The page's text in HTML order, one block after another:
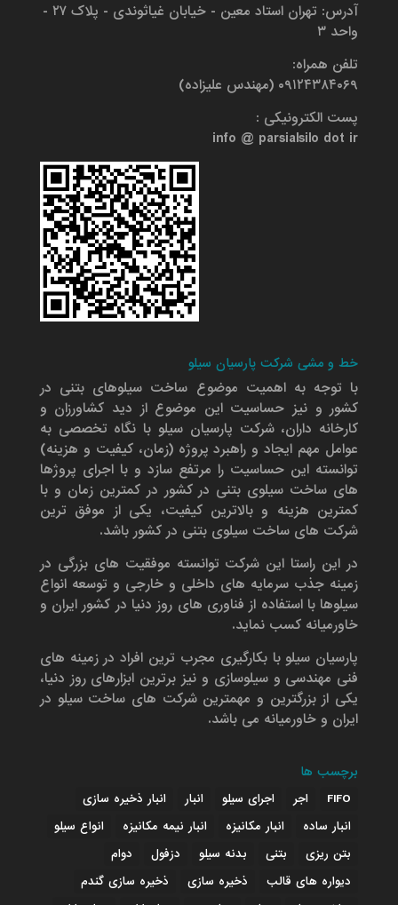
آدرس: تهران استاد معین - خیابان غیاثوندی - پلاک ۲۷ -
واحد ۳
تلفن همراه:
۰۹۱۲۴۳۸۴۰۶۹ (مهندس علیزاده)
پست الکترونیکی :
info @ parsialsilo dot ir
خط و مشی شرکت پارسیان سیلو
با توجه به اهمیت موضوع ساخت سیلوهای بتنی در
کشور و نیز حساسیت این موضوع از دید کشاورزان و
کارخانه داران، شرکت پارسیان سیلو با نگاه تخصصی به
عوامل مهم ایجاد و راهبرد پروژه (زمان، کیفیت و هزینه)
توانسته این حساسیت را مرتفع سازد و با اجرای پروژها
های ساخت سیلوی بتنی در کشور در کمترین زمان و با
کمترین هزینه و بالاترین کیفیت، یکی از موفق ترین
شرکت های ساخت سیلوی بتنی در کشور باشد.
در این راستا این شرکت توانسته موفقیت های بزرگی در
زمینه جذب سرمایه های داخلی و خارجی و توسعه انواع
سیلوها با استفاده از فناوری های روز دنیا در کشور ایران و
خاورمیانه کسب نماید.
پارسیان سیلو با بکارگیری مجرب ترین افراد در زمینه های
فنی مهندسی و سیلوسازی و نیز برترین ابزارهای روز دنیا،
یکی از بزرگترین و مهمترین شرکت های ساخت سیلو در
ایران و خاورمیانه می باشد.
برچسب ها
FIFO اجر اجرای سیلو انبار
انبار ذخیره سازی
انبار ساده
انبار مکانیزه انبار نیمه مکانیزه
انواع سیلو
بتن ریزی
بتنی بدنه سیلو دزفول
دوام
دیواره های قالب
ذخیره سازی
ذخیره سازی گندم